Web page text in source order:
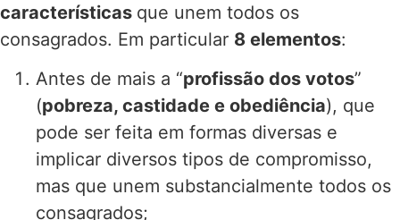
características que unem todos os
consagrados. Em particular 8 elementos:
Antes de mais a “profissão dos votos”
(pobreza, castidade e obediência), que
pode ser feita em formas diversas e
implicar diversos tipos de compromisso,
mas que unem substancialmente todos os
consagrados;